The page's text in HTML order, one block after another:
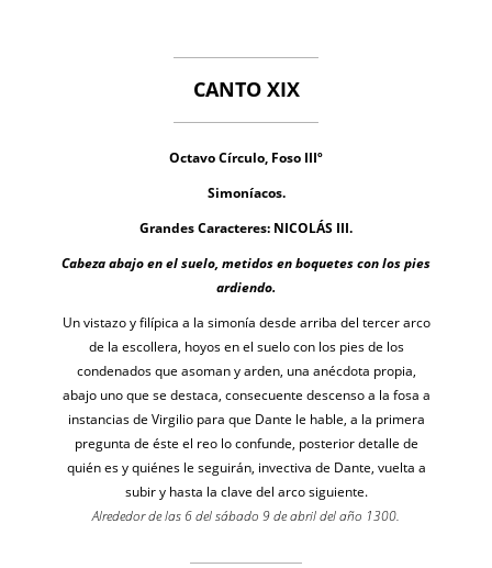
CANTO XIX
Octavo Círculo, Foso IIIº
Simoníacos.
Grandes Caracteres: NICOLÁS III.
Cabeza abajo en el suelo, metidos en boquetes con los pies
ardiendo.
Un vistazo y filípica a la simonía desde arriba del tercer arco
de la escollera, hoyos en el suelo con los pies de los
condenados que asoman y arden, una anécdota propia,
abajo uno que se destaca, consecuente descenso a la fosa a
instancias de Virgilio para que Dante le hable, a la primera
pregunta de éste el reo lo confunde, posterior detalle de
quién es y quiénes le seguirán, invectiva de Dante, vuelta a
subir y hasta la clave del arco siguiente.
Alrededor de las 6 del sábado 9 de abril del año 1300.